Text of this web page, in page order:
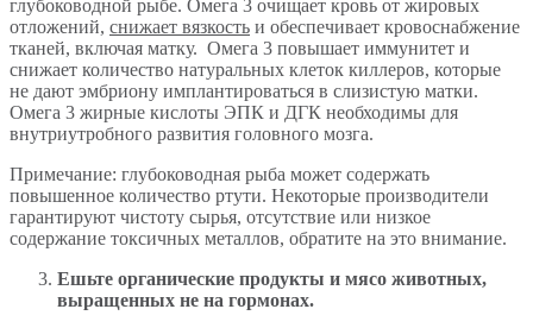
глубоководной рыбе. Омега 3 очищает кровь от жировых
отложений, снижает вязкость и обеспечивает кровоснабжение
тканей, включая матку. Омега 3 повышает иммунитет и
снижает количество натуральных клеток киллеров, которые
не дают эмбриону имплантироваться в слизистую матки.
Омега 3 жирные кислоты ЭПК и ДГК необходимы для
внутриутробного развития головного мозга.
Примечание: глубоководная рыба может содержать
повышенное количество ртути. Некоторые производители
гарантируют чистоту сырья, отсутствие или низкое
содержание токсичных металлов, обратите на это внимание.
Ешьте органические продукты и мясо животных,
выращенных не на гормонах.